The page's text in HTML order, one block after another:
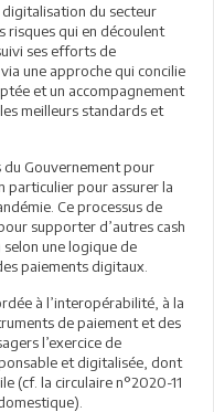
du secteur
risques qui en découlent
ses efforts de
une approche qui concilie
et un accompagnement
meilleurs standards et
Gouvernement pour
particulier pour assurer la
Ce processus de
supporter d’autres cash
une logique de
paiements digitaux.
à l’interopérabilité, à la
de paiement et des
l’exercice de
et digitalisée, dont
(cf. la circulaire n°2020-11